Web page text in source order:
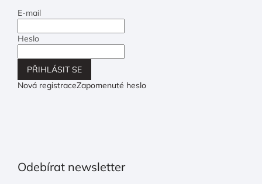
E-mail
Heslo
PŘIHLÁSIT SE
Nová registraceZapomenuté heslo
Odebírat newsletter